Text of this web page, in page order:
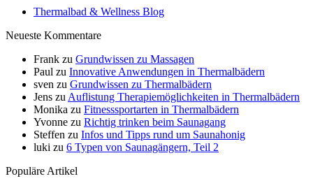
Thermalbad & Wellness Blog
Neueste Kommentare
Frank zu Grundwissen zu Massagen
Paul zu Innovative Anwendungen in Thermalbädern
sven zu Grundwissen zu Thermalbädern
Jens zuAuflistung Therapiemöglichkeiten in Thermalbädern
Monika zu Fitnesssportarten in Thermalbädern
Yvonne zu Richtig trinken beim Saunagang
Steffen zu Infos und Tipps rund um Saunahonig
luki zu 6 Typen von Saunagängern, Teil 2
Populäre Artikel